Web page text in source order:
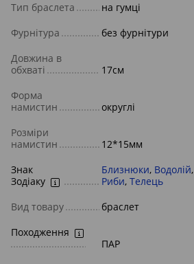
Тип браслета
на гумці
Фурнітура
без фурнітури
Довжина в
обхваті
17см
Форма
намистин
округлі
Розміри
намистин
12*15мм
Знак
Зодіаку
Близнюки, Водолій,
Риби, Телець
Вид товару
браслет
Походження
ПАР